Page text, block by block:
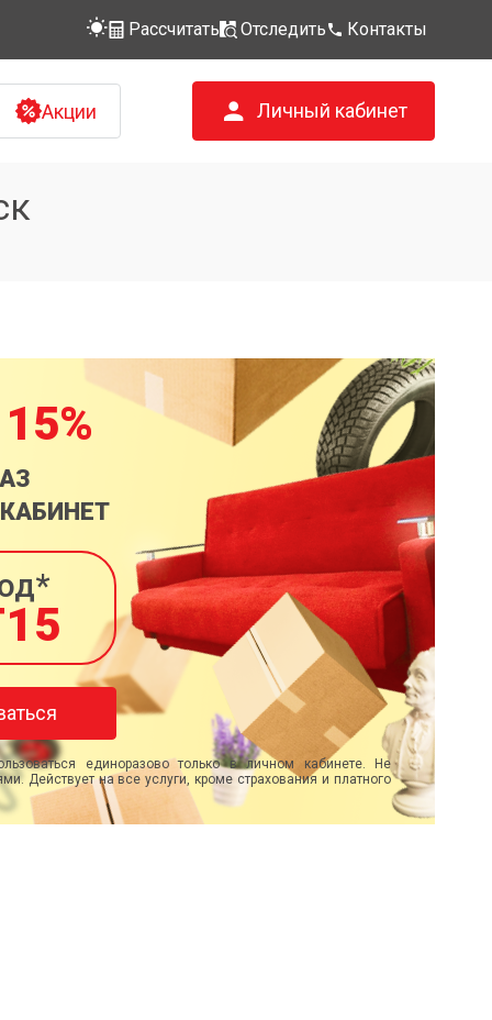
Рассчитать Отследить Контакты
Акции Личный кабинет
единоразово только в личном кабинете. Не
Действует на все услуги, кроме страхования и платного